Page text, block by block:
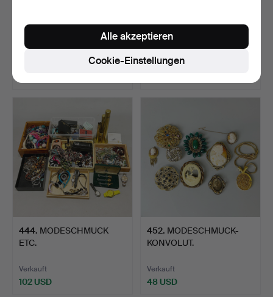
443.MODESCHMUCK-
442.MODESCHMUCK.
Verkauft
444. MODESCHMUCK
ETC.
Verkauft
102 USD
452. MODESCHMUCK-
KONVOLUT.
Verkauft
48 USD
Cookie-Einstellungen
Alle akzeptieren